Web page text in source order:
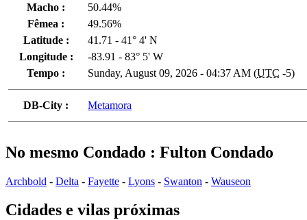
Macho :
50.44%
Fêmea :
49.56%
Latitude :
41.71 - 41° 4' N
Longitude :
-83.91 - 83° 5' W
Tempo :
Sunday, August 09, 2026 - 04:37 AM (UTC -5)
DB-City : Metamora
No mesmo Condado : Fulton Condado
Archbold - Delta - Fayette - Lyons - Swanton - Wauseon
Cidades e vilas próximas